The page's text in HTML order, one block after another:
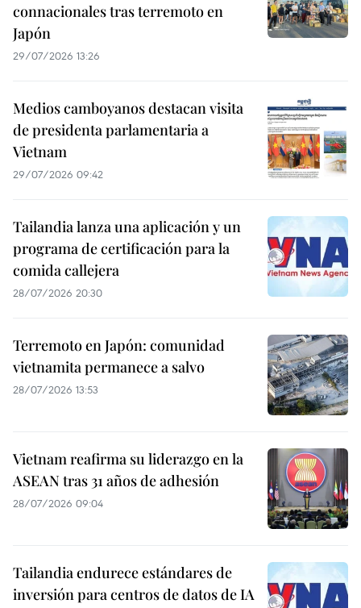
connacionales tras terremoto en
Japón
29/07/2026 13:26
Medios camboyanos destacan visita
de presidenta parlamentaria a
Vietnam
29/07/2026 09:42
Tailandia lanza una aplicación y un
programa de certificación para la
comida callejera
28/07/2026 20:30
Terremoto en Japón: comunidad
vietnamita permanece a salvo
28/07/2026 13:53
Vietnam reafirma su liderazgo en la
ASEAN tras 31 años de adhesión
28/07/2026 09:04
Tailandia endurece estándares de
inversión para centros de datos de IA